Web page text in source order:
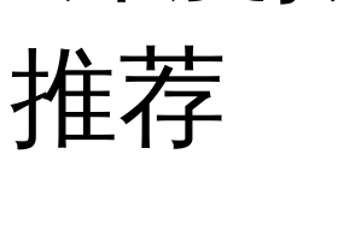
推荐